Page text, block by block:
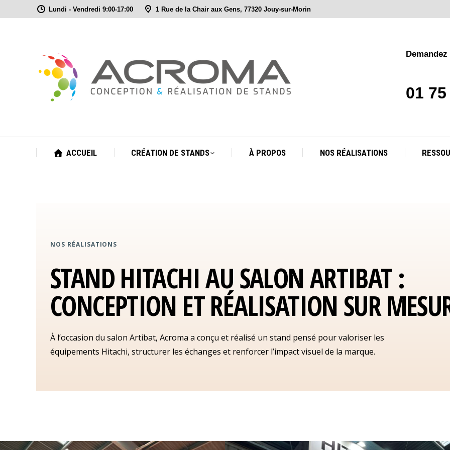
Lundi - Vendredi 9:00-17:00 1 Rue de la Chair aux Gens, 77320 Jouy-sur-Morin
01
ACCUEIL CRÉATION DE STANDS À PROPOS NOS RÉALISATIONS
NOS RÉALISATIONS
STAND HITACHI AU SALON ARTIBAT :
CONCEPTION ET RÉALISATION SUR
À l’occasion du salon Artibat, Acroma a conçu et réalisé un stand pensé pour valoriser les
équipements Hitachi, structurer les échanges et renforcer l’impact visuel de la marque.
ACCUEIL CRÉATION DE STANDS À PROPOS NOS RÉALISATIONS